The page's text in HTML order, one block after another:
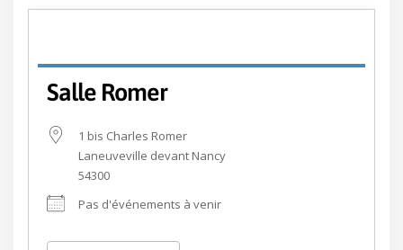
Salle Romer
1 bis Charles Romer
Laneuveville devant Nancy
54300
Pas d'événements à venir